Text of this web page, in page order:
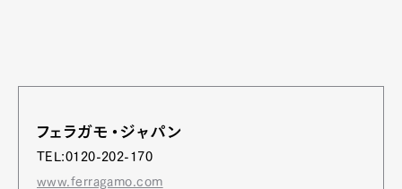
フェラガモ・ジャパン
TEL:0120-202-170
www.ferragamo.com